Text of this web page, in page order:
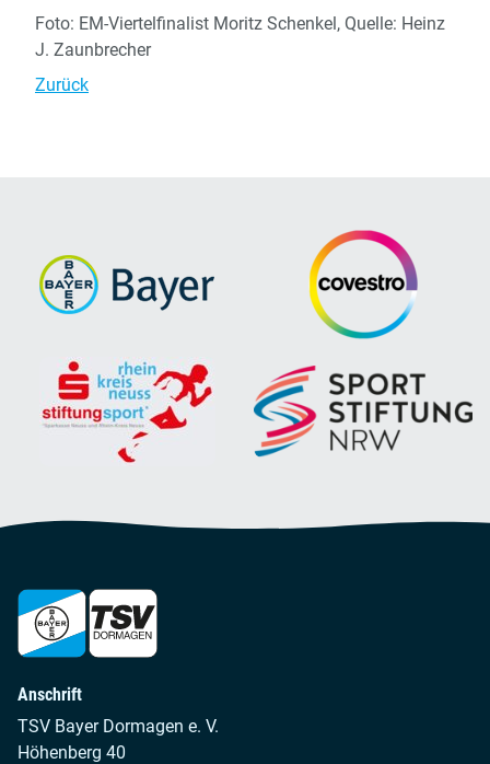
Foto: EM-Viertelfinalist Moritz Schenkel, Quelle: Heinz
J. Zaunbrecher
Zurück
Anschrift
TSV Bayer Dormagen e. V.
Höhenberg 40